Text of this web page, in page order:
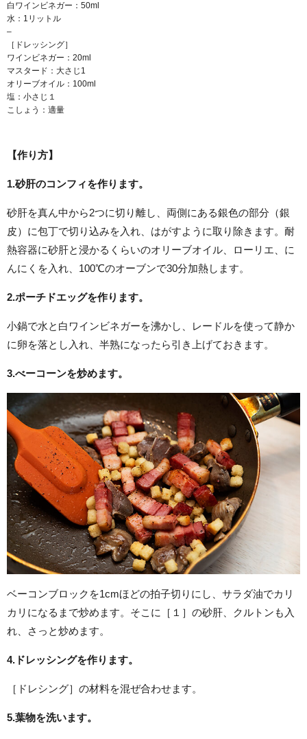
白ワインビネガー：50ml
水：1リットル
–
［ドレッシング］
ワインビネガー：20ml
マスタード：大さじ1
オリーブオイル：100ml
塩：小さじ１
こしょう：適量
【作り方】
1.砂肝のコンフィを作ります。
砂肝を真ん中から2つに切り離し、両側にある銀色の部分（銀
皮）に包丁で切り込みを入れ、はがすように取り除きます。耐
熱容器に砂肝と浸かるくらいのオリーブオイル、ローリエ、に
んにくを入れ、100℃のオーブンで30分加熱します。
2.ポーチドエッグを作ります。
小鍋で水と白ワインビネガーを沸かし、レードルを使って静か
に卵を落とし入れ、半熟になったら引き上げておきます。
3.べーコーンを炒めます。
ベーコンブロックを1cmほどの拍子切りにし、サラダ油でカリ
カリになるまで炒めます。そこに［１］の砂肝、クルトンも入
れ、さっと炒めます。
4. ドレッシングを作ります。
［ドレシング］の材料を混ぜ合わせます。
5.葉物を洗います。